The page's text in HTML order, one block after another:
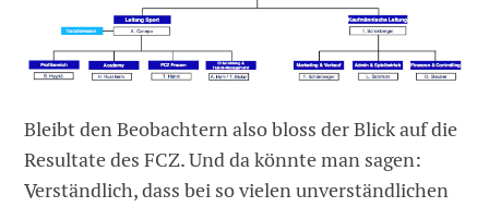
Bleibt den Beobachtern also bloss der Blick auf die
Resultate des FCZ. Und da könnte man sagen:
Verständlich, dass bei so vielen unverständlichen